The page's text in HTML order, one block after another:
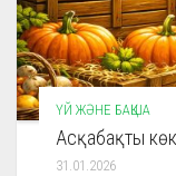
ҮЙ ЖӘНЕ БАҚША
Асқабақты
31.01.2026